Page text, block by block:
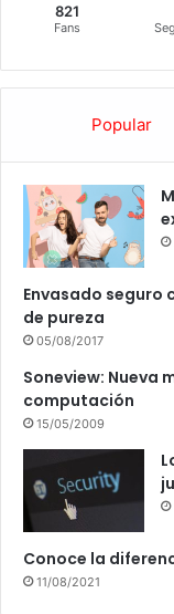
821
Fans
Popular
Envasado
de pureza
05/08/2017
Soneview: Nueva
computación
15/05/2009
Conoce la
11/08/2021